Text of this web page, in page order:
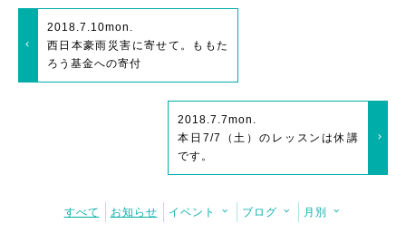
2018.7.10mon.
西日本豪雨災害に寄せて。ももた
ろう基金への寄付
2018.7.7mon.
本日7/7（土）のレッスンは休講
です。
すべて お知らせ イベント ブログ 月別